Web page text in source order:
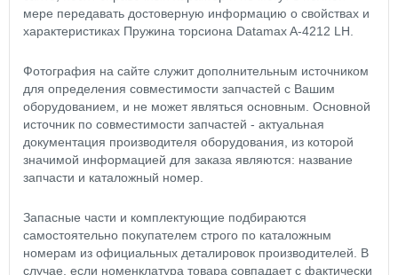
мере передавать достоверную информацию о свойствах и
характеристиках Пружина торсиона Datamax A-4212 LH.
Фотография на сайте служит дополнительным источником
для определения совместимости запчастей с Вашим
оборудованием, и не может являться основным. Основной
источник по совместимости запчастей - актуальная
документация производителя оборудования, из которой
значимой информацией для заказа являются: название
запчасти и каталожный номер.
Запасные части и комплектующие подбираются
самостоятельно покупателем строго по каталожным
номерам из официальных деталировок производителей. В
случае, если номенклатура товара совпадает с фактически